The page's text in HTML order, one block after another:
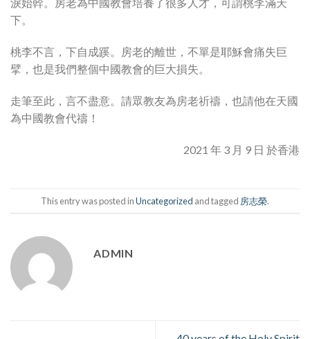
下。
桃李不言，下自成蹊。房老的離世，不單是耶穌會痛失巨
擘，也是我們整個中國教會的巨大損失。
走筆至此，言不盡意。請眾教友為房老祈禱，也請他在天國
為中國教會代禱！
2021 年 3 月 9 日 於香港
This entry was posted inUncategorized and tagged 房志榮.
ADMIN